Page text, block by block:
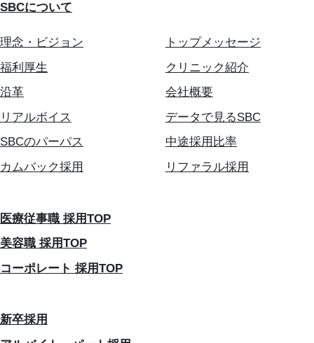
SBCについて
理念・ビジョン
トップメッセージ
福利厚生
クリニック紹介
沿革
会社概要
リアルボイス
データで見るSBC
SBCのパーパス
中途採用比率
カムバック採用
リファラル採用
医療従事職 採用TOP
美容職 採用TOP
コーポレート 採用TOP
新卒採用